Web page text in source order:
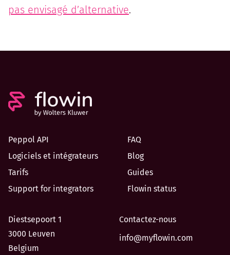
pas envisagé d’alternative.
Peppol API
FAQ
Logiciels et intégrateurs
Blog
Tarifs
Guides
Support for integrators
Flowin status
Diestsepoort 1
3000 Leuven
Belgium
Contactez-nous
info@myflowin.com